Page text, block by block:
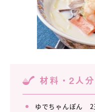
材料・2人分
ゆでちゃんぽん 2